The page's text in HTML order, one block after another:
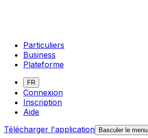
Particuliers
Business
Plateforme
FR
Connexion
Inscription
Aide
Télécharger l'application Basculer le menu